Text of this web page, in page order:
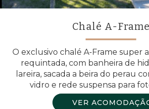
Chalé A-Frame
O exclusivo chalé A-Frame super
requintada, com banheira de
lareira, sacada a beira do perau
vidro e rede suspensa para
VER